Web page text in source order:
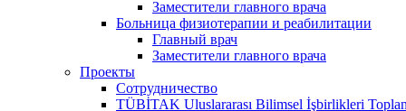
Заместители главного врача
Больница физиотерапии и реабилитации
Главный врач
Заместители главного врача
Проекты
Сотрудничество
TÜBİTAK Uluslararası Bilimsel İşbirlikleri